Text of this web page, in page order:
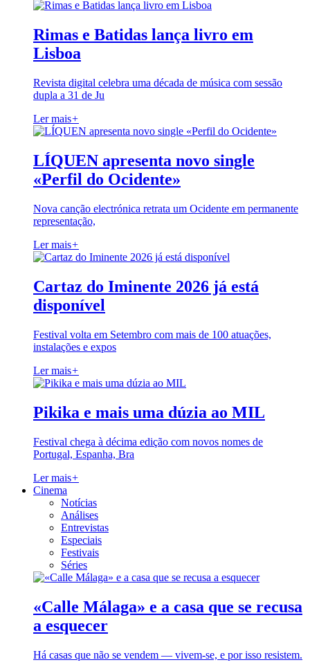
Rimas e Batidas lança livro em
Lisboa
Revista digital celebra uma década de música com sessão
dupla a 31 de Ju
Ler mais+
LÍQUEN apresenta novo single
«Perfil do Ocidente»
Nova canção electrónica retrata um Ocidente em permanente
representação,
Ler mais+
Cartaz do Iminente 2026 já está
disponível
Festival volta em Setembro com mais de 100 atuações,
instalações e expos
Ler mais+
Pikika e mais uma dúzia ao MIL
Festival chega à décima edição com novos nomes de
Portugal, Espanha, Bra
Ler mais+
Cinema
Notícias
Análises
Entrevistas
Especiais
Festivais
Séries
«Calle Málaga» e a casa que se recusa
a esquecer
Há casas que não se vendem — vivem-se, e por isso resistem.